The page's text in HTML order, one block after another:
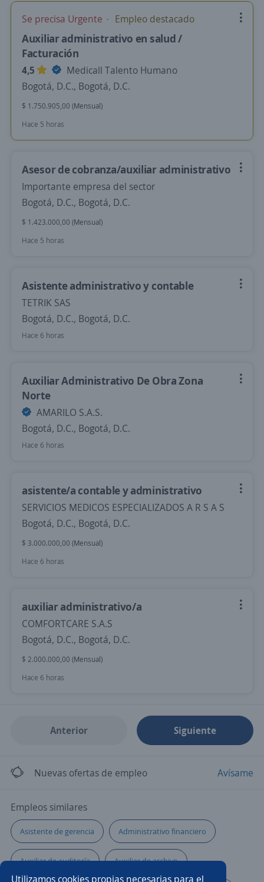
Utilizamos cookies propias necesarias para el
Se precisa Urgente Empleo destacado
Auxiliar administrativo en salud /
Facturación
4,5
Medicall Talento Humano
Bogotá, D.C., Bogotá, D.C.
$ 1.750.905,00 (Mensual)
Hace 5 horas
Asesor de cobranza/auxiliar administrativo
Importante empresa del sector
Bogotá, D.C., Bogotá, D.C.
$ 1.423.000,00 (Mensual)
Hace 5 horas
Asistente administrativo y contable
TETRIK SAS
Bogotá, D.C., Bogotá, D.C.
Hace 6 horas
Auxiliar Administrativo De Obra Zona
Norte
AMARILO S.A.S.
Bogotá, D.C., Bogotá, D.C.
Hace 6 horas
asistente/a contable y administrativo
SERVICIOS MEDICOS ESPECIALIZADOS A R S A S
Bogotá, D.C., Bogotá, D.C.
$ 3.000.000,00 (Mensual)
Hace 6 horas
auxiliar administrativo/a
COMFORTCARE S.A.S
Bogotá, D.C., Bogotá, D.C.
$ 2.000.000,00 (Mensual)
Hace 6 horas
Anterior Siguiente
Nuevas ofertas de empleo Avísame
Empleos similares
Asistente de gerencia Administrativo financiero
Auxiliar de auditoría Auxiliar de archivo